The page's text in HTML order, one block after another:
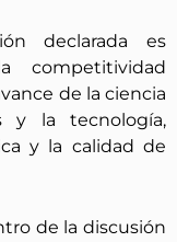
declarada es
competitividad
de la ciencia
y la tecnología,
y la calidad de
de la discusión